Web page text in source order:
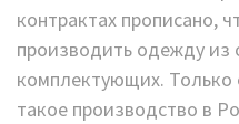
контрактах прописано,
производить одежду из
комплектующих. Только
такое производство в